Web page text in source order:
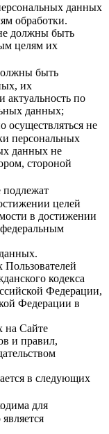
данных
обработки.
должны быть
целям их
быть
их
актуальность по
данных;
осуществляться не
персональных
данных не
стороной
подлежат
целей
в достижении
кодекса
Федерации,
Федерации в
на Сайте
и правил,
в следующих
для